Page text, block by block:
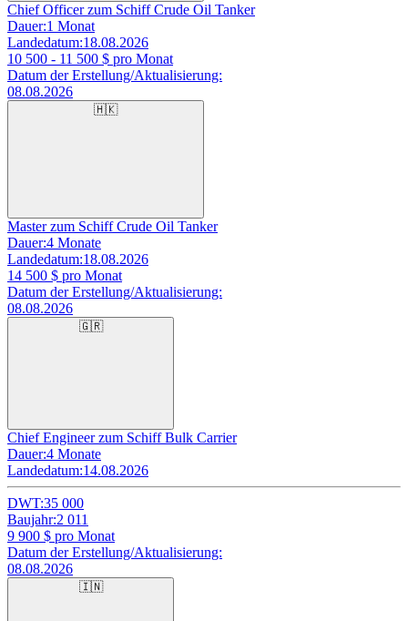
Chief Officer zum Schiff Crude Oil Tanker
Dauer:1 Monat
Landedatum:18.08.2026
10 500 - 11 500 $ pro Monat
Datum der Erstellung/Aktualisierung:
08.08.2026
🇭🇰
Master zum Schiff Crude Oil Tanker
Dauer:4 Monate
Landedatum:18.08.2026
14 500 $ pro Monat
Datum der Erstellung/Aktualisierung:
08.08.2026
🇬🇷
Chief Engineer zum Schiff Bulk Carrier
Dauer:4 Monate
Landedatum:14.08.2026
DWT:35 000
Baujahr:2 011
9 900 $ pro Monat
Datum der Erstellung/Aktualisierung:
08.08.2026
🇮🇳